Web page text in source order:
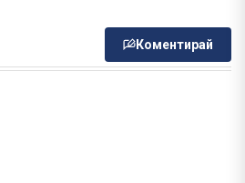
Коментирай